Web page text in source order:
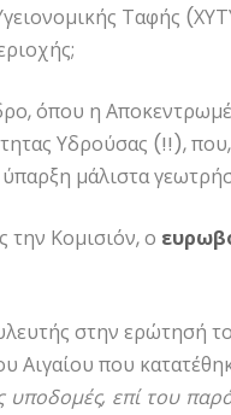
Ταφής
όπου η
Υδρούσας (!!),
μάλιστα
την Κομισιόν, ο
στην ερώτησή
που
επί του